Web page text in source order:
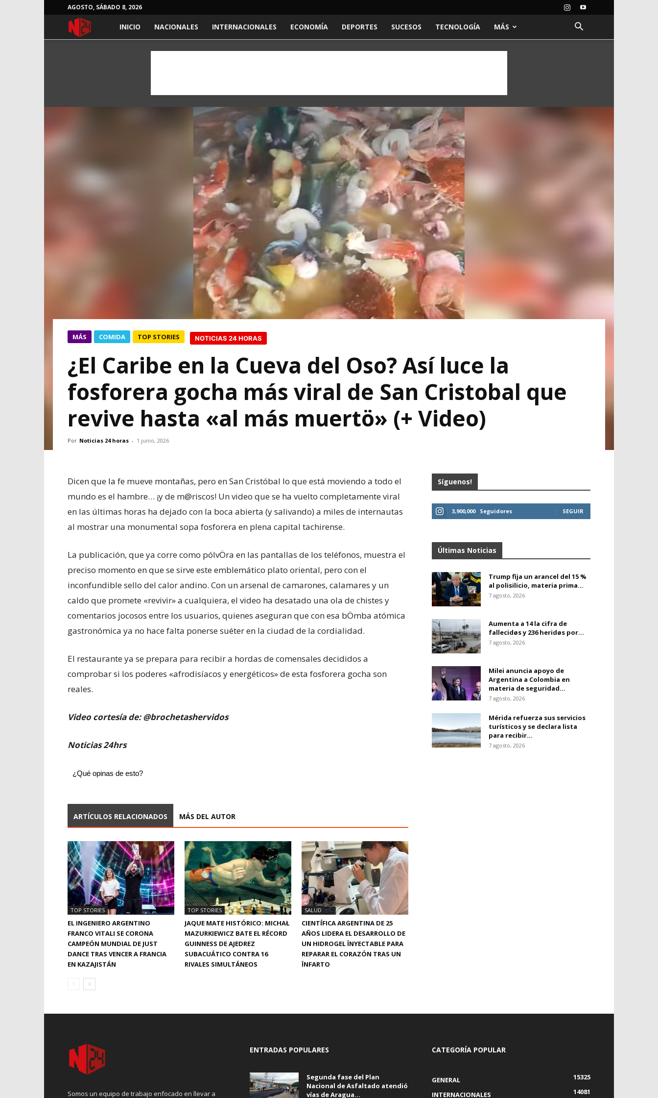
AGOSTO, SÁBADO 8, 2026
NOTICIASINICIO NACIONALES INTERNACIONALES ECONOMÍA DEPORTES SUCESOS TECNOLOGÍA MÁS
MÁS COMIDA TOP STORIES NOTICIAS 24 HORAS
¿El Caribe en la Cueva del Oso? Así luce la
fosforera gocha más viral de San Cristobal que
revive hasta «al más muertö» (+ Video)
Por Noticias 24 horas - 1 junio, 2026
Dicen que la fe mueve montañas, pero en San Cristóbal lo que está moviendo a todo el
mundo es el hambre… ¡y de m@riscos! Un video que se ha vuelto completamente viral
en las últimas horas ha dejado con la boca abierta (y salivando) a miles de internautas
al mostrar una monumental sopa fosforera en plena capital tachirense.
La publicación, que ya corre como pólvÖra en las pantallas de los teléfonos, muestra el
preciso momento en que se sirve este emblemático plato oriental, pero con el
inconfundible sello del calor andino. Con un arsenal de camarones, calamares y un
caldo que promete «revivir» a cualquiera, el video ha desatado una ola de chistes y
comentarios jocosos entre los usuarios, quienes aseguran que con esa bÖmba atómica
gastronómica ya no hace falta ponerse suéter en la ciudad de la cordialidad.
El restaurante ya se prepara para recibir a hordas de comensales decididos a
comprobar si los poderes «afrodisíacos y energéticos» de esta fosforera gocha son
reales.
Video cortesía de: @brochetashervidos
Noticias 24hrs
¿Qué opinas de esto?
ARTÍCULOS RELACIONADOS MÁS DEL AUTOR
TOP STORIES
EL INGENIERO ARGENTINO
FRANCO VITALI SE CORONA
CAMPEÓN MUNDIAL DE JUST
DANCE TRAS VENCER A FRANCIA
EN KAZAJISTÁN
TOP STORIES
JAQUE MATE HISTÓRICO: MICHAŁ
MAZURKIEWICZ BATE EL RÉCORD
GUINNESS DE AJEDREZ
SUBACUÁTICO CONTRA 16
RIVALES SIMULTÁNEOS
SALUD
CIENTÍFICA ARGENTINA DE 25
AÑOS LIDERA EL DESARROLLO DE
UN HIDROGEL ÏNYECTABLE PARA
REPARAR EL CORAZÓN TRAS UN
ÏNFARTO
Síguenos!
3,900,000 Seguidores SEGUIR
Últimas Noticias
Trump fija un arancel del 15 %
al polisilicio, materia prima...
7 agosto, 2026
Aumenta a 14 la cifra de
fallecidøs y 236 heridøs por...
7 agosto, 2026
Milei anuncia apoyo de
Argentina a Colombia en
materia de seguridad...
7 agosto, 2026
Mérida refuerza sus servicios
turísticos y se declara lista
para recibir...
7 agosto, 2026
Somos un equipo de trabajo enfocado en llevar a
ENTRADAS POPULARES
Segunda fase del Plan
Nacional de Asfaltado atendió
vías de Aragua...
CATEGORÍA POPULAR
GENERAL
15325
INTERNACIONALES
14081